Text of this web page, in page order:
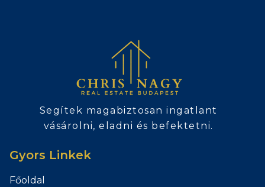
Segítek magabiztosan ingatlant
vásárolni, eladni és befektetni.
Gyors Linkek
Főoldal